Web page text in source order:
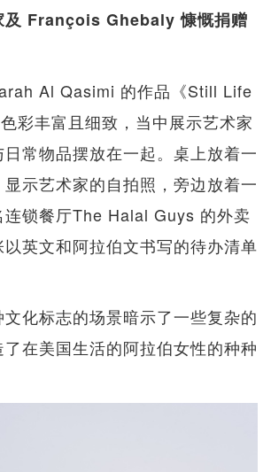
及 François Ghebaly 慷慨捐赠
Al Qasimi 的作品《Still Life
彩丰富且细致，当中展示艺术家
常物品摆放在一起。桌上放着一
示艺术家的自拍照，旁边放着一
连锁餐厅The Halal Guys 的外卖
英文和阿拉伯文书写的待办清单
化标志的场景暗示了一些复杂的
在美国生活的阿拉伯女性的种种